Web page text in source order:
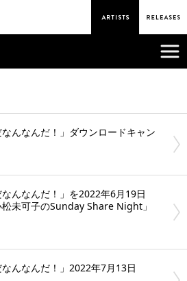
んなんだ！」ダウンロードキャン
んなんだ！」を2022年6月19日
松未可子のSunday Share Night」
んなんだ！」2022年7月13日